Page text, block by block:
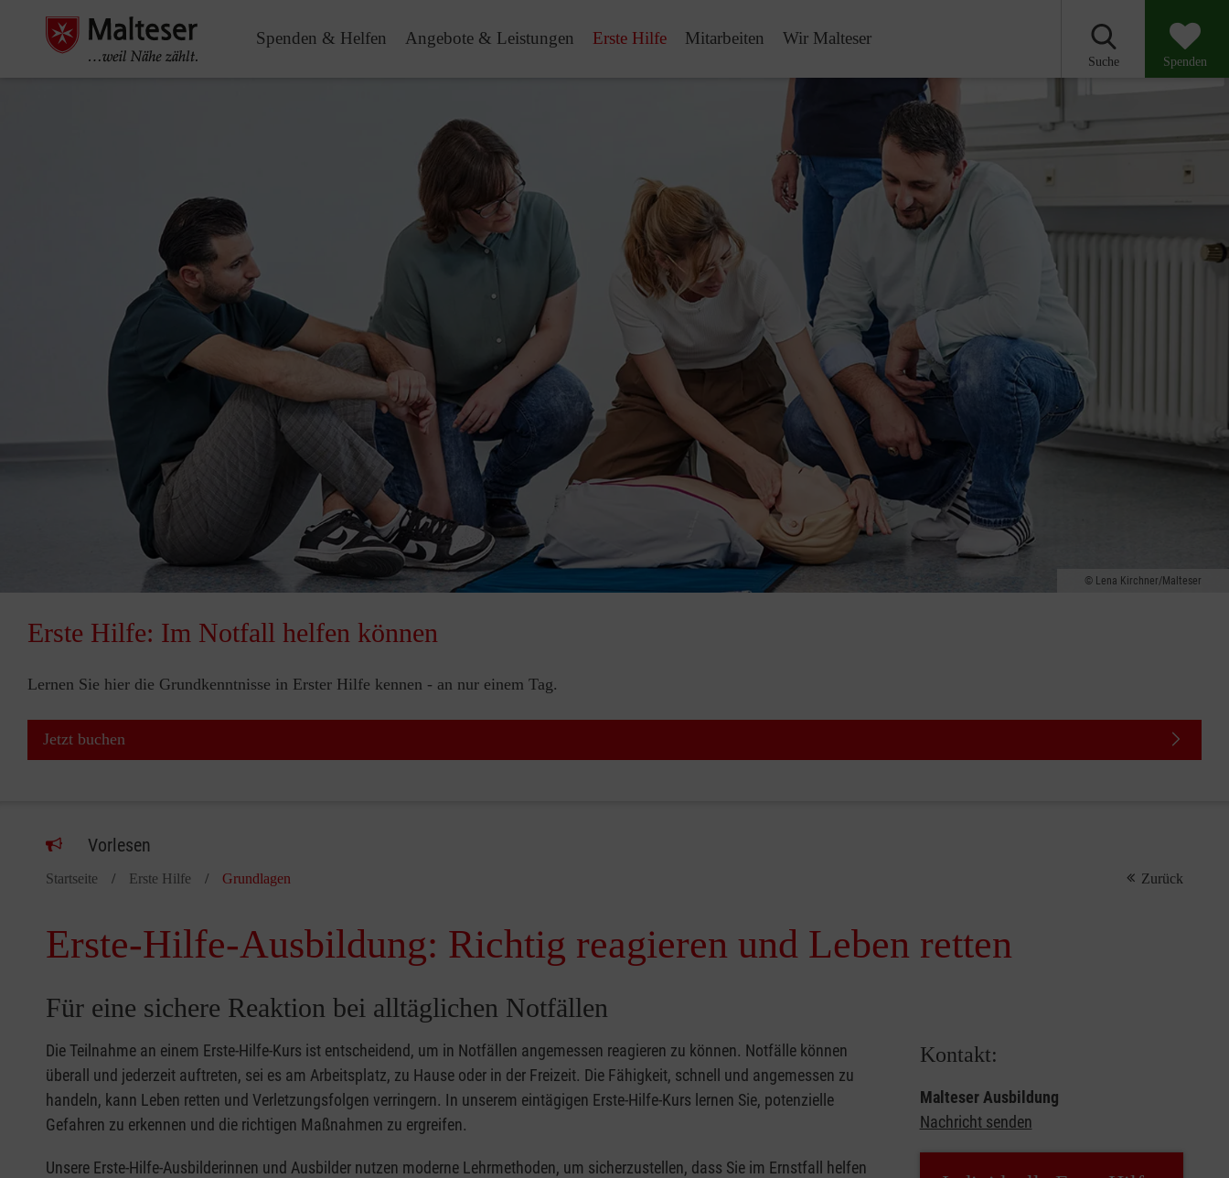
Spenden & Helfen Angebote & Leistungen Erste Hilfe Mitarbeiten Wir Malteser
Suche Spenden
Lena Kirchner/Malteser
Erste Hilfe: Im Notfall helfen können
Lernen Sie hier die Grundkenntnisse in Erster Hilfe kennen - an nur einem Tag.
Jetzt buchen
Vorlesen
Startseite Erste Hilfe Grundlagen Zurück
Erste-Hilfe-Ausbildung: Richtig reagieren und Leben retten
Für eine sichere Reaktion bei alltäglichen Notfällen
Die Teilnahme an einem Erste-Hilfe-Kurs ist entscheidend, um in Notfällen angemessen reagieren zu können. Notfälle können
überall und jederzeit auftreten, sei es am Arbeitsplatz, zu Hause oder in der Freizeit. Die Fähigkeit, schnell und angemessen zu
handeln, kann Leben retten und Verletzungsfolgen verringern. In unserem eintägigen Erste-Hilfe-Kurs lernen Sie, potenzielle
Gefahren zu erkennen und die richtigen Maßnahmen zu ergreifen.
Unsere Erste-Hilfe-Ausbilderinnen und Ausbilder nutzen moderne Lehrmethoden, um sicherzustellen, dass Sie im Ernstfall helfen
Kontakt:
Malteser Ausbildung
Nachricht senden